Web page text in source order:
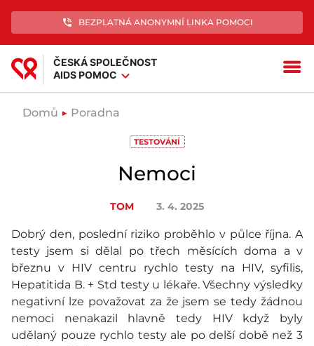
phone_in_talk BEZPLATNÁ ANONYMNÍ LINKA POMOCI
ČESKÁ SPOLEČNOST
AIDS POMOC expand_more menu
Domů ▶ Poradna
TESTOVÁNÍ
Nemoci
TOM 3. 4. 2025
Dobrý den, poslední riziko proběhlo v půlce října. A
testy jsem si dělal po třech měsících doma a v
březnu v HIV centru rychlo testy na HIV, syfilis,
Hepatitida B. + Std testy u lékaře. Všechny výsledky
negativní lze považovat za že jsem se tedy žádnou
nemoci nenakazil hlavně tedy HIV když byly
udělaný pouze rychlo testy ale po delší době než 3